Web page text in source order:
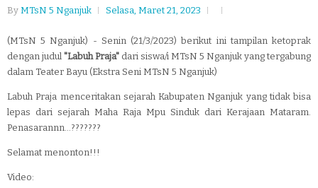
By MTsN 5 Nganjuk Selasa, Maret 21, 2023
(MTsN 5 Nganjuk) - Senin (21/3/2023) berikut ini tampilan ketoprak
dengan judul "Labuh Praja" dari siswa/i MTsN 5 Nganjuk yang tergabung
dalam Teater Bayu (Ekstra Seni MTsN 5 Nganjuk)
Labuh Praja menceritakan sejarah Kabupaten Nganjuk yang tidak bisa
lepas dari sejarah Maha Raja Mpu Sinduk dari Kerajaan Mataram.
Penasarannn...???????
Selamat menonton!!!
Video: